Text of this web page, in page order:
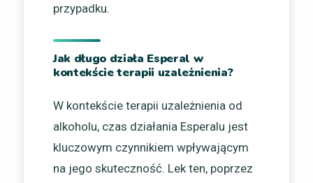
przypadku.
Jak długo działa Esperal w
kontekście terapii uzależnienia?
W kontekście terapii uzależnienia od
alkoholu, czas działania Esperalu jest
kluczowym czynnikiem wpływającym
na jego skuteczność. Lek ten, poprzez